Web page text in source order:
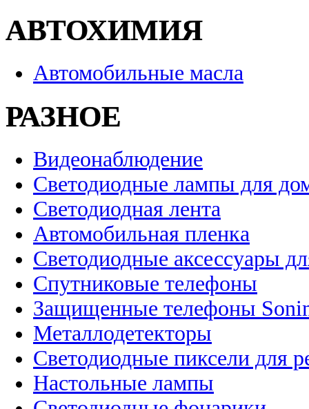
АВТОХИМИЯ
Автомобильные масла
РАЗНОЕ
Видеонаблюдение
Светодиодные лампы для
Светодиодная лента
Автомобильная пленка
Светодиодные аксессуары
Спутниковые телефоны
Защищенные телефоны
Металлодетекторы
Светодиодные пиксели для
Настольные лампы